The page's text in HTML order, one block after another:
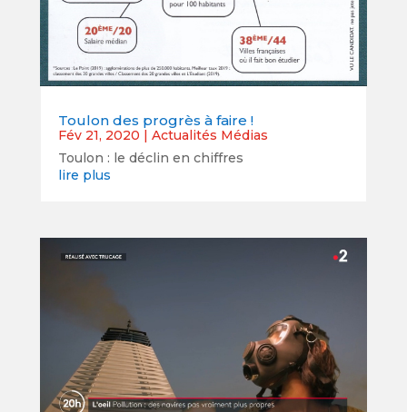
Toulon des progrès à faire !
Fév 21, 2020 | Actualités Médias
Toulon : le déclin en chiffres
lire plus